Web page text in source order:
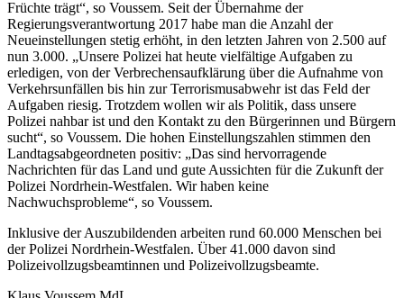
Früchte trägt“, so Voussem. Seit der Übernahme der
Regierungsverantwortung 2017 habe man die Anzahl der
Neueinstellungen stetig erhöht, in den letzten Jahren von 2.500 auf
nun 3.000. „Unsere Polizei hat heute vielfältige Aufgaben zu
erledigen, von der Verbrechensaufklärung über die Aufnahme von
Verkehrsunfällen bis hin zur Terrorismusabwehr ist das Feld der
Aufgaben riesig. Trotzdem wollen wir als Politik, dass unsere
Polizei nahbar ist und den Kontakt zu den Bürgerinnen und Bürgern
sucht“, so Voussem. Die hohen Einstellungszahlen stimmen den
Landtagsabgeordneten positiv: „Das sind hervorragende
Nachrichten für das Land und gute Aussichten für die Zukunft der
Polizei Nordrhein-Westfalen. Wir haben keine
Nachwuchsprobleme“, so Voussem.
Inklusive der Auszubildenden arbeiten rund 60.000 Menschen bei
der Polizei Nordrhein-Westfalen. Über 41.000 davon sind
Polizeivollzugsbeamtinnen und Polizeivollzugsbeamte.